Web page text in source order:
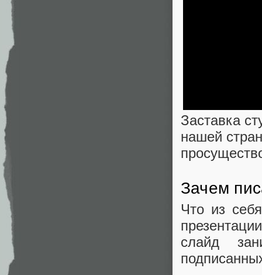
Заставка
нашей
Зачем
Что из
слайд